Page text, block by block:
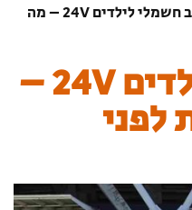
רכב חשמלי לילדים 24V – מה
רכב חשמלי לילדים 24V –
לפני